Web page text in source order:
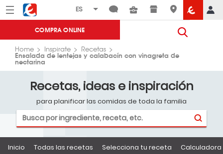
Menú Eroski
COMPRA ONLINE
Home Inspirate Recetas
Ensalada de lentejas y calabacín con vinagreta de
nectarina
Recetas, ideas e inspiración
para planificar las comidas de toda la familia
Inicio Todas las recetas Selecciona tu receta